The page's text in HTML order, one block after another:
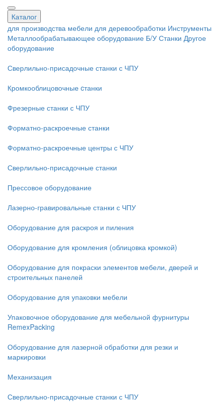
Каталог
для производства мебели для деревообработки Инструменты
Металлообрабатывающее оборудование Б/У Станки Другое
оборудование
Сверлильно-присадочные станки с ЧПУ
Кромкооблицовочные cтанки
Фрезерные станки с ЧПУ
Форматно-раскроечные станки
Форматно-раскроечные центры с ЧПУ
Сверлильно-присадочные станки
Прессовое оборудование
Лазерно-гравировальные станки с ЧПУ
Оборудование для раскроя и пиления
Оборудование для кромления (облицовка кромкой)
Оборудование для покраски элементов мебели, дверей и
строительных панелей
Оборудование для упаковки мебели
Упаковочное оборудование для мебельной фурнитуры
RemexPacking
Оборудование для лазерной обработки для резки и
маркировки
Механизация
Сверлильно-присадочные станки с ЧПУ